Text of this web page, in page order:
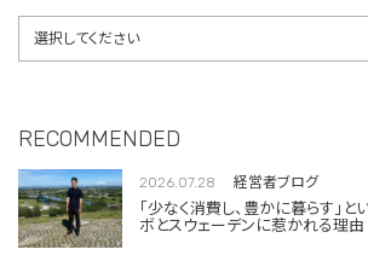
RECOMMENDED
2026.07.28 経営者ブログ
「少なく消費し、豊かに暮らす」
ボとスウェーデンに惹かれる理由